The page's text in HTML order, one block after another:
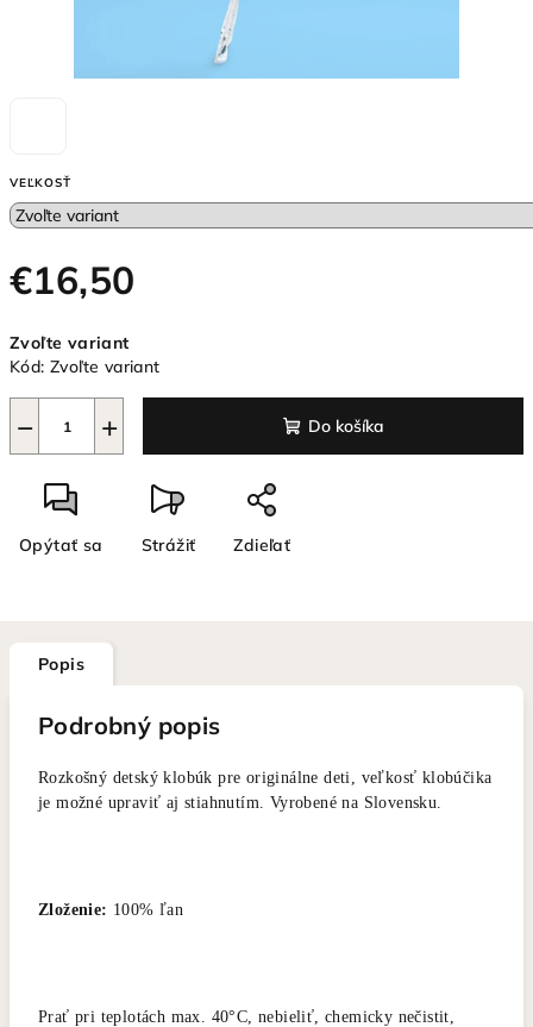
VEĽKOSŤ
€16,50
cena:
Zvoľte variant
Kód: Zvoľte variant
+
− Do košíka
Opýtať sa Strážiť Zdieľať
Popis
Podrobný popis
Rozkošný detský klobúk pre originálne deti, veľkosť klobúčika
je možné upraviť aj stiahnutím. Vyrobené na Slovensku.
Zloženie: 100% ľan
Prať pri teplotách max. 40°C, nebieliť, chemicky nečistit,